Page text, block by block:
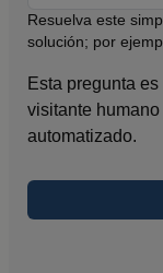
Resuelva este
solución; por
Esta pregunta
visitante
automatizado.